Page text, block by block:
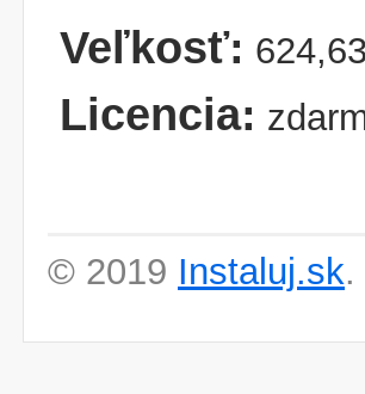
Veľkosť:
Licencia:
© 2019 Instaluj.sk.